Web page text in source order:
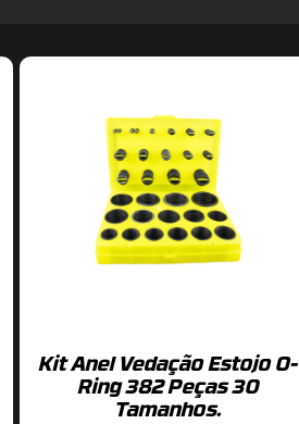
Kit Anel Vedação Estojo O-
Ring 382 Peças 30
Tamanhos.